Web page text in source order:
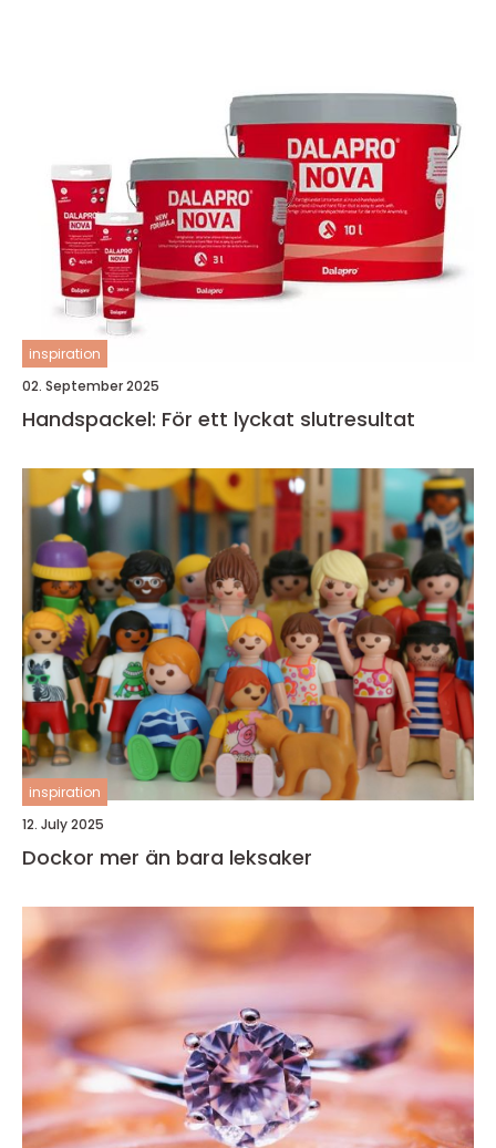
inspiration
02. September 2025
Handspackel: För ett lyckat slutresultat
inspiration
12. July 2025
Dockor mer än bara leksaker